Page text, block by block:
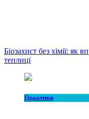
Біозахист без хімії: як
теплиці
Практики